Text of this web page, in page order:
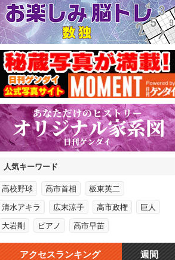
人気キーワード
高校野球 高市首相 板東英二
清水アキラ 広末涼子 高市政権 巨人
大岩剛 ピアノ 高市早苗
アクセスランキング 週間